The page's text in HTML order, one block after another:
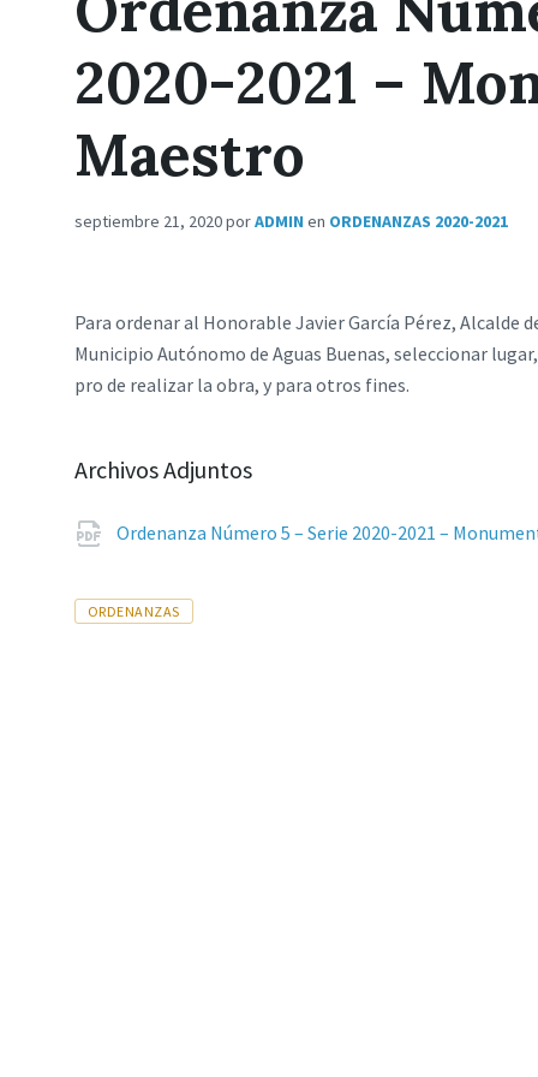
2020-2021 –
Maestro
septiembre 21, 2020porADMIN en ORDENANZAS 2020-2021
Para ordenar al Honorable Javier García Pérez, Alcalde
Municipio Autónomo de Aguas Buenas, seleccionar
pro de realizar la obra, y para otros fines.
Archivos Adjuntos
Ordenanza Número 5 – Serie 2020-2021 –
Tags
ORDENANZAS